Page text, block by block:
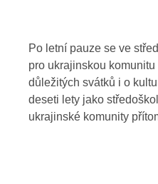
Po letní pauze se ve
pro ukrajinskou
důležitých svátků i o
deseti lety jako
ukrajinské komunity